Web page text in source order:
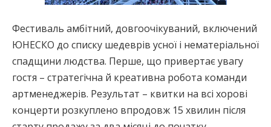
Фестиваль амбітний, довгоочікуваний, включений
ЮНЕСКО до списку шедеврів усної і нематеріальної
спадщини людства. Перше, що привертає увагу
гостя – стратегічна й креативна робота команди
артменеджерів. Результат – квитки на всі хорові
концерти розкуплено впродовж 15 хвилин після